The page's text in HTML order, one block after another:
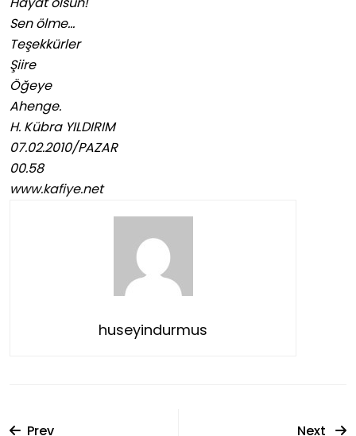
Sen ölme…
Teşekkürler
Şiire
Öğeye
Ahenge.
H. Kübra YILDIRIM
07.02.2010/PAZAR
00.58
www.kafiye.net
huseyindurmus
Prev Next